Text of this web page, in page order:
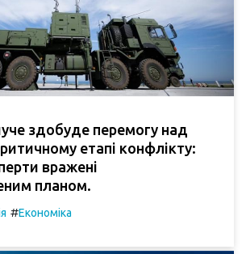
здобуде перемогу над
етапі конфлікту:
вражені
планом.
#Економіка